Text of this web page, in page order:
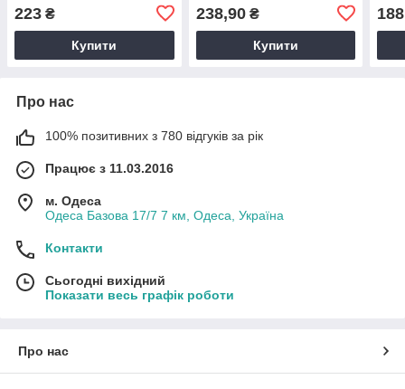
223 ₴
Купити
238,90₴
Купити
Про нас
100% позитивних з 780 відгуків за рік
Працює з 11.03.2016
м. Одеса
Одеса Базова 17/7 7 км, Одеса, Україна
Контакти
Сьогодні вихідний
Показати весь графік роботи
Про нас